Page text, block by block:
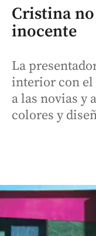
Cristina
inocente
La
interior con el
a las novias y
colores y